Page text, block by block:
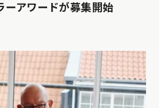
ーアワードが募集開始